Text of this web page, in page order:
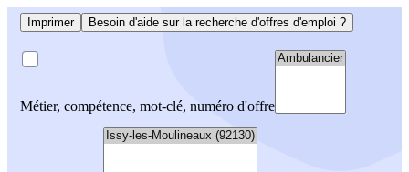
Imprimer Besoin d'aide sur la recherche d'offres d'emploi ?
Métier, compétence, mot-clé, numéro d'offre